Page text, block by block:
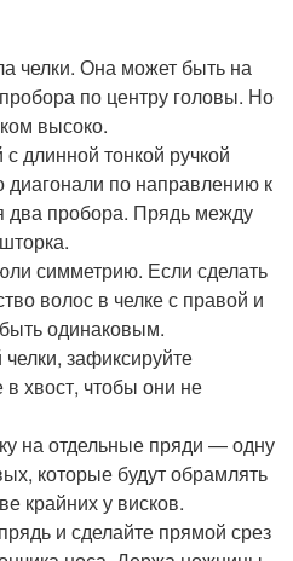
челки. Она может быть на
по центру головы. Но
высоко.
с длинной тонкой ручкой
диагонали по направлению к
два пробора. Прядь между
симметрию. Если сделать
волос в челке с правой и
одинаковым.
зафиксируйте
хвост, чтобы они не
на отдельные пряди — одну
которые будут обрамлять
крайних у висков.
и сделайте прямой срез